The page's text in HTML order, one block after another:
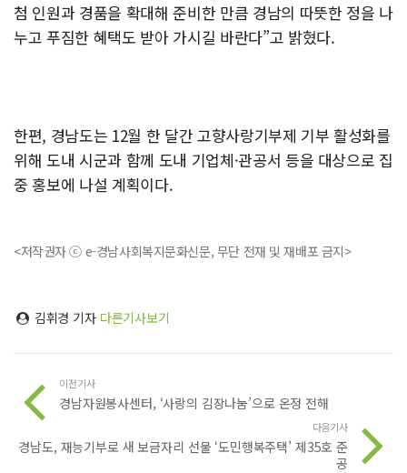
첨 인원과 경품을 확대해 준비한 만큼 경남의 따뜻한 정을 나
누고 푸짐한 혜택도 받아 가시길 바란다”고 밝혔다.
한편, 경남도는 12월 한 달간 고향사랑기부제 기부 활성화를
위해 도내 시군과 함께 도내 기업체·관공서 등을 대상으로 집
중 홍보에 나설 계획이다.
<저작권자 ⓒ e-경남사회복지문화신문, 무단 전재 및 재배포 금지>
김휘경 기자 다른기사보기
이전기사
경남자원봉사센터, ‘사랑의 김장나눔’으로 온정 전해
다음기사
경남도, 재능기부로 새 보금자리 선물 ‘도민행복주택’ 제35호 준
공